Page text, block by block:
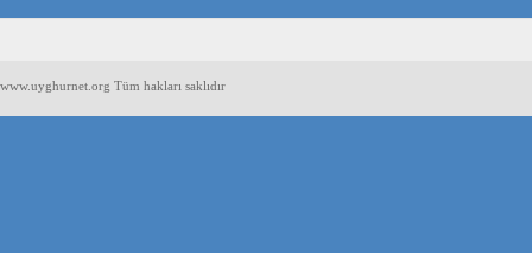
www.uyghurnet.org Tüm hakları saklıdır